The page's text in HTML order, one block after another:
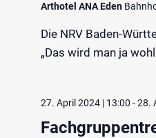
Arthotel ANA Eden
Die NRV Baden-
„Das wird man ja
27. April 2024 | 13:00 -28.